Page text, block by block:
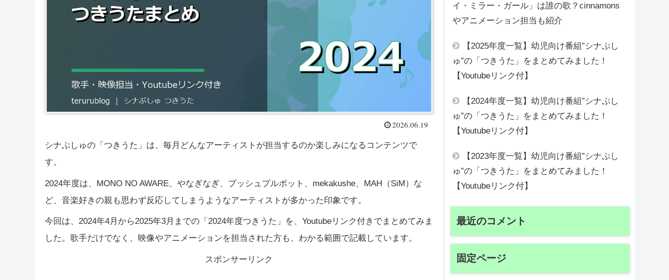
2026.06.19
シナぷしゅの「つきうた」は、毎月どんなアーティストが担当するのか楽しみになるコンテンツで
す。
2024年度は、MONO NO AWARE、やなぎなぎ、プッシュプルポット、mekakushe、MAH（SiM）な
ど、音楽好きの親も思わず反応してしまうようなアーティストが多かった印象です。
今回は、2024年4月から2025年3月までの「2024年度つきうた」を、Youtubeリンク付きでまとめてみま
した。歌手だけでなく、映像やアニメーションを担当された方も、わかる範囲で記載しています。
スポンサーリンク
イ・ミラー・ガール」は誰の歌？cinnamons
やアニメーション担当も紹介
【2025年度一覧】幼児向け番組”シナぷし
ゅ”の「つきうた」をまとめてみました！
【Youtubeリンク付】
【2024年度一覧】幼児向け番組”シナぷし
ゅ”の「つきうた」をまとめてみました！
【Youtubeリンク付】
【2023年度一覧】幼児向け番組”シナぷし
ゅ”の「つきうた」をまとめてみました！
【Youtubeリンク付】
最近のコメント
固定ページ